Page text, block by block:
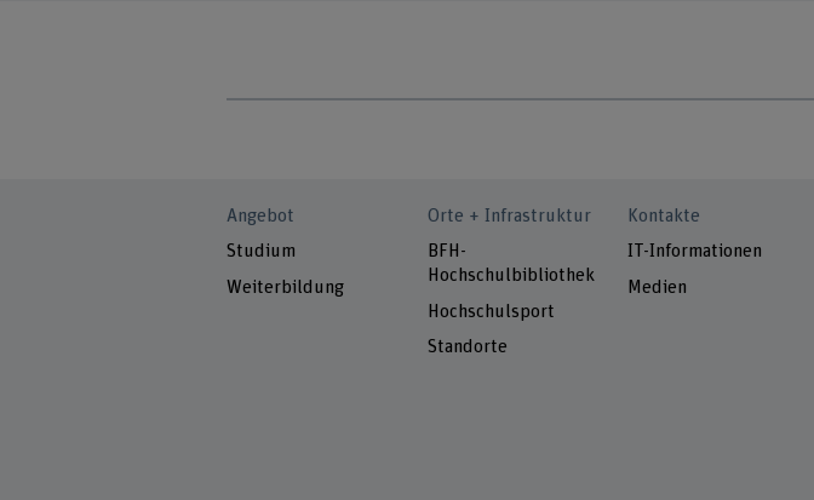
Angebot
Studium
Weiterbildung
Orte + Infrastruktur
BFH-
Hochschulbibliothek
Hochschulsport
Standorte
Kontakte
IT-Informationen
Medien